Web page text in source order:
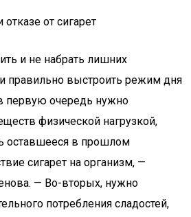
от сигарет
и не набрать лишних
правильно выстроить режим дня
первую очередь нужно
физической нагрузкой,
оставшееся в прошлом
сигарет на организм, —
— Во-вторых, нужно
потребления сладостей,